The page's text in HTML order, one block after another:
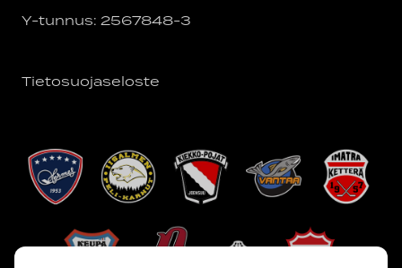
Y-tunnus: 2567848-3
Tietosuojaseloste